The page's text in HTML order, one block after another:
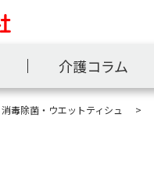
介護コラム
消毒除菌・ウエットティシュ